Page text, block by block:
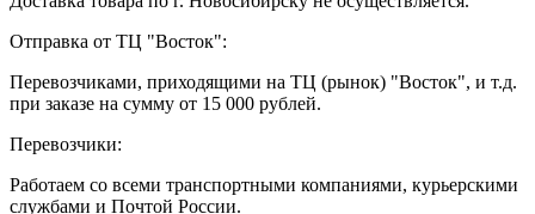
Отправка от ТЦ "Восток":
Перевозчиками, приходящими на ТЦ (рынок) "Восток", и т.д.
при заказе на сумму от 15 000 рублей.
Перевозчики:
Работаем со всеми транспортными компаниями, курьерскими
службами и Почтой России.